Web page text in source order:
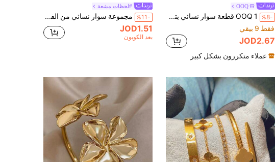
OOQ
%8-
OOQ 1 قطعة سوار نسائي بتصميم بسيط بلون كاكي متدرج مع زهور، أسلوب INS مناسب لعطلة الشاطئ ومهرجان الموسيقى والحفلات والولائم، مناسب كهدية لأي عطلة (مصنوع يدويًا من قش الرافيا المنسوج، وشكل عشوائي)
فقط 9 بيقي
JOD2.67
عملاء متكررون بشكل كبير
#لحظات مشعة
%11- مجموعة سوار نسائي من الفولاذ المقاوم للصدأ بزهرة رباعية الأوراق وحجر الراين، موضة متينة مقاومة للماء والتلاشي، هدية عيد الميلاد وعيد الحب للأم والابنة 2026
JOD1.51
بعد الكوبون